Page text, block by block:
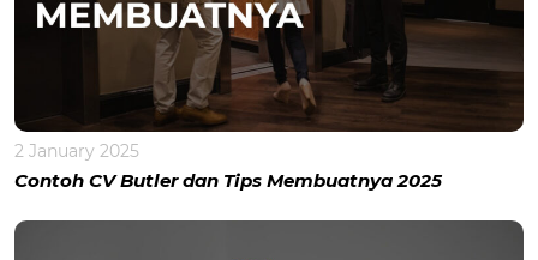
2 January 2025
Contoh CV Butler dan Tips Membuatnya 2025